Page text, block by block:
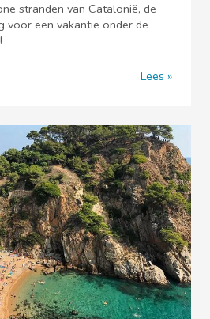
stranden van Catalonië, de
voor een vakantie onder de
Lees